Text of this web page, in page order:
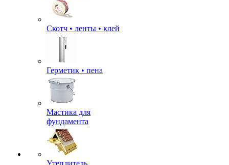
Скотч • ленты • клей
Герметик • пена
Мастика для
фундамента
Утеплитель